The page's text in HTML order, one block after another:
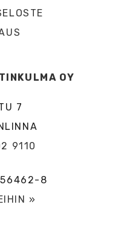
OY
7
9110
8
»